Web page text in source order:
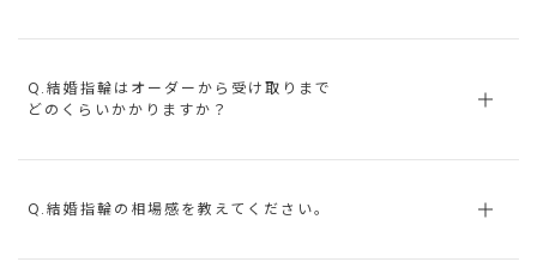
Q.結婚指輪はオーダーから受け取りまで
どのくらいかかりますか？
Q.結婚指輪の相場感を教えてください。